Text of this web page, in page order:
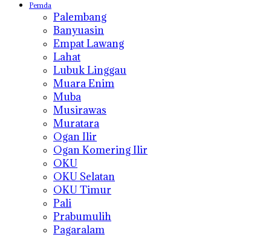
Pemda
Palembang
Banyuasin
Empat Lawang
Lahat
Lubuk Linggau
Muara Enim
Muba
Musirawas
Muratara
Ogan Ilir
Ogan Komering Ilir
OKU
OKU Selatan
OKU Timur
Pali
Prabumulih
Pagaralam